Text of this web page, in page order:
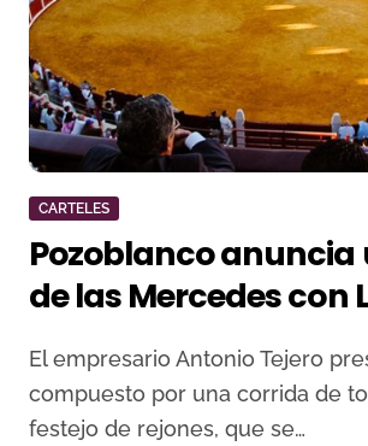
CARTELES
Pozoblanco anuncia
de las Mercedes con
Borja Jiménez, David
Miranda y una
rejones
El empresario Antonio Tejero presenta un ciclo
compuesto por una corrida de
festejo de rejones, que se…